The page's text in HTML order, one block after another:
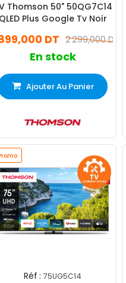
Thomson 50" 50QG7C14
QLED Plus Google Tv Noir
2 299,000 DT
DT
En stock
Ajouter Au Panier
Réf : 75UG5C14